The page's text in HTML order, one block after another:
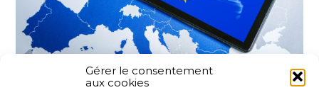
Gérer le consentement
aux cookies